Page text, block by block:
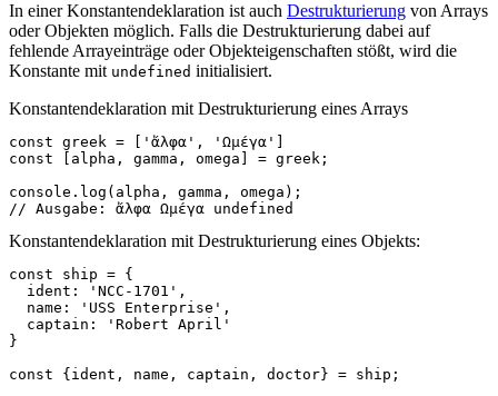
In einer Konstantendeklaration ist auch Destrukturierung von Arrays
oder Objekten möglich. Falls die Destrukturierung dabei auf
fehlende Arrayeinträge oder Objekteigenschaften stößt, wird die
Konstante mit undefined initialisiert.
Konstantendeklaration mit Destrukturierung eines Arrays
const greek = 'ἄλφα' , 'Ωμέγα'
const
alpha , gamma , omega = greek ;
console . log ( alpha , gamma , omega );
// Ausgabe: ἄλφα Ωμέγα undefined
Konstantendeklaration mit Destrukturierung eines Objekts:
const ship = {
ident : 'NCC-1701' ,
name : 'USS Enterprise' ,
captain :
'Robert April'
}
const
{ ident , name , captain , doctor} = ship ;